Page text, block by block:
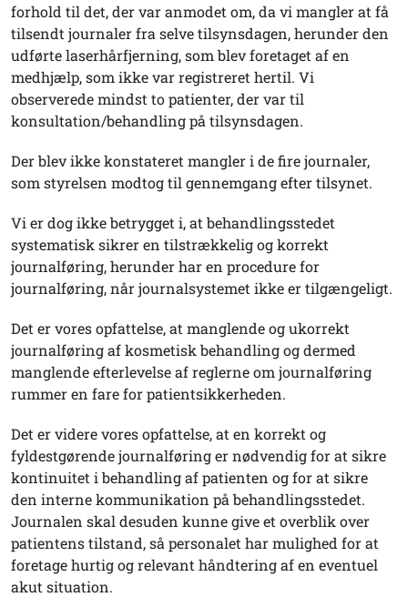
forhold til det, der var anmodet om, da vi mangler at få
tilsendt journaler fra selve tilsynsdagen, herunder den
udførte laserhårfjerning, som blev foretaget af en
medhjælp, som ikke var registreret hertil. Vi
observerede mindst to patienter, der var til
konsultation/behandling på tilsynsdagen.
Der blev ikke konstateret mangler i de fire journaler,
som styrelsen modtog til gennemgang efter tilsynet.
Vi er dog ikke betrygget i, at behandlingsstedet
systematisk sikrer en tilstrækkelig og korrekt
journalføring, herunder har en procedure for
journalføring, når journalsystemet ikke er tilgængeligt.
Det er vores opfattelse, at manglende og ukorrekt
journalføring af kosmetisk behandling og dermed
manglende efterlevelse af reglerne om journalføring
rummer en fare for patientsikkerheden.
Det er videre vores opfattelse, at en korrekt og
fyldestgørende journalføring er nødvendig for at sikre
kontinuitet i behandling af patienten og for at sikre
den interne kommunikation på behandlingsstedet.
Journalen skal desuden kunne give et overblik over
patientens tilstand, så personalet har mulighed for at
foretage hurtig og relevant håndtering af en eventuel
akut situation.